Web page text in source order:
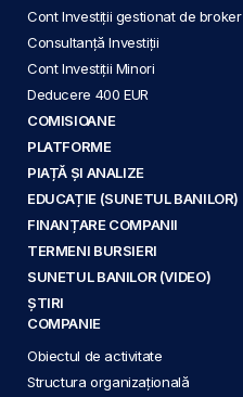
Cont Investiții gestionat de broker
Consultanță Investiții
Cont Investiții Minori
Deducere 400 EUR
COMISIOANE
PLATFORME
PIAȚĂ ȘI ANALIZE
EDUCAȚIE (SUNETUL BANILOR)
FINANȚARE COMPANII
TERMENI BURSIERI
SUNETUL BANILOR (VIDEO)
ȘTIRI
COMPANIE
Obiectul de activitate
Structura organizațională